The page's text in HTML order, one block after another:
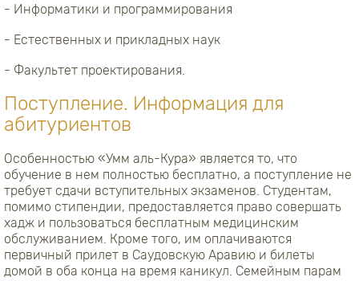
- Информатики и программирования
- Естественных и прикладных наук
- Факультет проектирования.
Поступление. Информация для
абитуриентов
Особенностью «Умм аль-Кура» является то, что
обучение в нем полностью бесплатно, а поступление не
требует сдачи вступительных экзаменов. Студентам,
помимо стипендии, предоставляется право совершать
хадж и пользоваться бесплатным медицинским
обслуживанием. Кроме того, им оплачиваются
первичный прилет в Саудовскую Аравию и билеты
домой в оба конца на время каникул. Семейным парам